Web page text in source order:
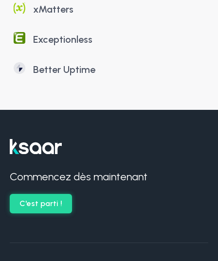
xMatters
Exceptionless
Better Uptime
Commencez dès maintenant
C'est parti !